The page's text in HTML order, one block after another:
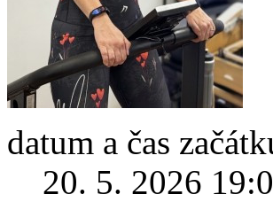
datum a čas
20. 5. 2026